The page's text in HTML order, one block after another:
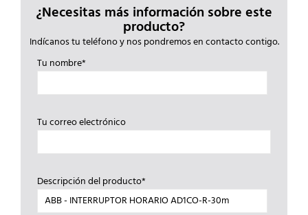
¿Necesitas más información sobre este
producto?
Indícanos tu teléfono y nos pondremos en contacto contigo.
Tu nombre*
Tu correo electrónico
Descripción del producto*